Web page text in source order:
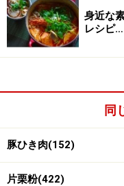
身近な
レシピ
同
豚ひき肉(152)
片栗粉(422)